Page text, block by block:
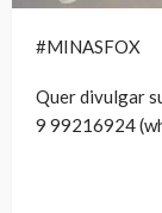
#MINASFOX
Quer divulgar
9 99216924